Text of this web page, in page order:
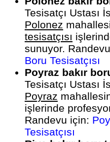
Tesisatçı Ustası
Polonez
tesisatçısı
sunuyor.
Boru Tesisatçısı
Poyraz bakır
Tesisatçı Ustası
Poyraz
işlerinde
Randevu için:
Tesisatçısı